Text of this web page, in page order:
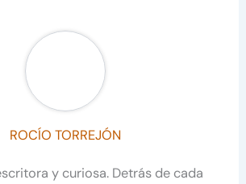
ROCÍO TORREJÓN
y curiosa. Detrás de cada